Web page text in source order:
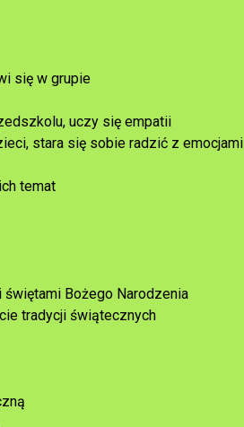
się w grupie
uczy się empatii
stara się sobie radzić z emocjami
temat
świętami Bożego Narodzenia
tradycji świątecznych